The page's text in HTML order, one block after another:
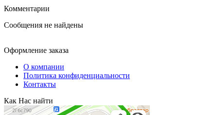
Комментарии
Сообщения не найдены
Оформление заказа
О компании
Политика конфиденциальности
Контакты
Как Нас найти